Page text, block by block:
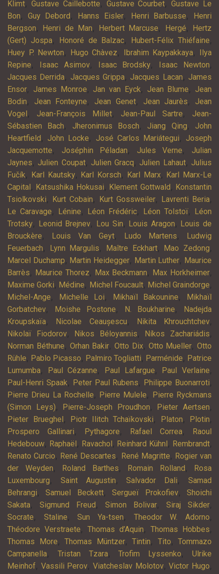
Klimt, Gustave Caillebotte, Gustave Courbet,Gustave Le
Bon, Guy Debord, Hanns Eisler, Henri Barbusse, Henri
Bergson, Henri de Man, Herbert Marcuse, Hergé, Hertz
(Gert) Jospa, Honoré de Balzac, Hubert-Félix Thiéfaine,
Huey P. Newton, Hugo Chàvez, Ibrahim Kaypakkaya, Ilya
Repine, Isaac Asimov, Isaac Brodsky, Isaac Newton,
Jacques Derrida, Jacques Grippa, Jacques Lacan, James
Ensor, James Monroe, Jan van Eyck, Jean Blume, Jean
Bodin, Jean Fonteyne, Jean Genet, Jean Jaurès, Jean
Vogel, Jean-François Millet, Jean-Paul Sartre, Jean-
Sébastien Bach, Jheronimus Bosch, Jiang Qing, John
Heartfield, John Locke, José Carlos Mariátegui, Joseph
Jacquemotte, Joséphin Péladan, Jules Verne, Julian
Jaynes, Julien Coupat, Julien Gracq, Julien Lahaut, Julius
Fučík, Karl Kautsky, Karl Korsch, Karl Marx, Karl Marx-Le
Capital, Katsushika Hokusai, Klement Gottwald, Konstantin
Tsiolkovski, Kurt Cobain, Kurt Gossweiler, Lavrenti Beria,
Le Caravage, Lénine, Léon Frédéric, Léon Tolstoï, Léon
Trotsky, Leonid Brejnev, Lou Sin, Louis Aragon, Louis de
Brouckère, Louis Van Geyt, Ludo Martens, Ludwig
Feuerbach, Lynn Margulis, Maître Eckhart, Mao Zedong,
Marcel Duchamp, Martin Heidegger, Martin Luther, Maurice
Barrès, Maurice Thorez, Max Beckmann, Max Horkheimer,
Maxime Gorki, Médine, Michel Foucault, Michel Graindorge,
Michel-Ange, Michelle Loi, Mikhaïl Bakounine, Mikhaïl
Gorbatchev, Moishe Postone, N. Boukharine, Nadejda
Kroupskaïa, Nicolae Ceaușescu, Nikita Khrouchtchev,
Nikolaï Fiodorov, Nikos Béloyannis, Níkos Zachariádis,
Norman Béthune, Orhan Bakir, Otto Dix, Otto Mueller, Otto
Rühle, Pablo Picasso, Palmiro Togliatti, Parménide, Patrice
Lumumba, Paul Cézanne, Paul Lafargue, Paul Verlaine,
Paul-Henri Spaak, Peter Paul Rubens, Philippe Buonarroti,
Pierre Drieu La Rochelle, Pierre Mulele, Pierre Ryckmans
(Simon Leys), Pierre-Joseph Proudhon, Pieter Aertsen,
Pieter Brueghel, Piotr Ilitch Tchaïkovski, Platon, Plotin,
Prospero Gallinari, Pythagore, Rafael Correa, Raoul
Hedebouw, Raphaël, Ravachol, Reinhard Kühnl, Rembrandt,
Renato Curcio, René Descartes, René Magritte, Rogier van
der Weyden, Roland Barthes, Romain Rolland, Rosa
Luxembourg, Saint Augustin,Salvador Dali,Samad
Behrangi,Samuel Beckett,Sergueï Prokofiev,Shoichi
Sakata, Sigmund Freud, Simon Bolivar, Siraj Sikder,
Socrate, Staline,Sun Ya-tsen, Theodor W. Adorno,
Théodore Verstraete, Thomas d’Aquin, Thomas Hobbes,
Thomas More, Thomas Müntzer, Tintin, Tito, Tommazo
Campanella, Tristan Tzara,Trofim Lyssenko,Ulrike
Meinhof, Vassili Perov,Viatcheslav Molotov,Victor Hugo,